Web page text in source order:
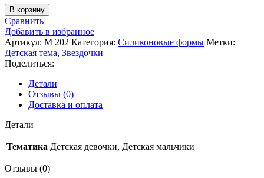
Количество
товара
Молд
силиконовый
«Звезды
и
месяц»»
В корзину
Сравнить
Добавить в избранное
Артикул: М 202 Категория: Силиконовые формы Метки:
Детская тема, Звездочки
Поделиться:
Детали
Отзывы (0)
Доставка и оплата
Детали
Тематика Детская девочки, Детская мальчики
Отзывы (0)